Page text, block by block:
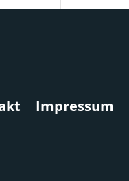
Impressum